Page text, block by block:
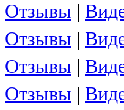
Отзывы |
Отзывы |
Отзывы |
Отзывы |